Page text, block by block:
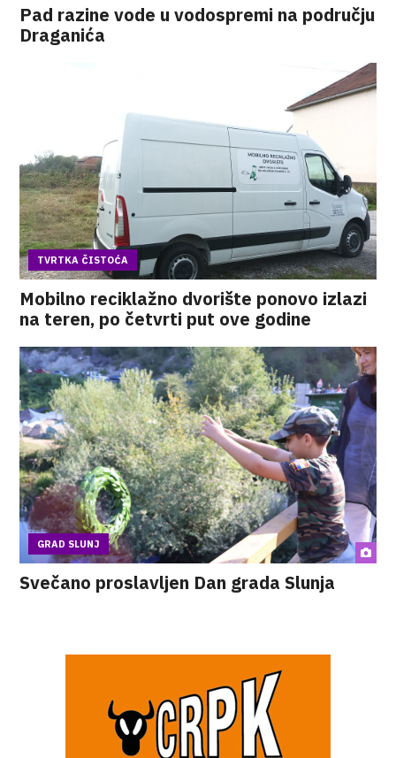
Pad razine vode u vodospremi na području
Draganića
TVRTKA ČISTOĆA
Mobilno reciklažno dvorište ponovo izlazi
na teren, po četvrti put ove godine
GRAD SLUNJ
Svečano proslavljen Dan grada Slunja